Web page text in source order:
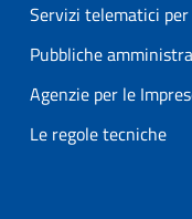
Servizi telematici
Pubbliche
Agenzie per le
Le regole tecniche